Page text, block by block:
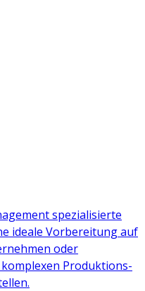
spezialisierte
ideale Vorbereitung auf
oder
Produktions-